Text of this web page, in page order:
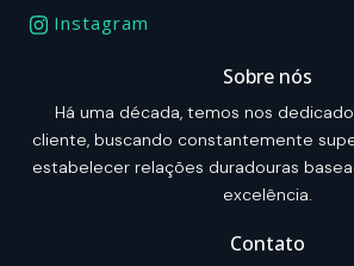
Instagram
Sobre nós
Há uma década, temos nos
cliente, buscando constantemente
estabelecer relações duradouras
excelência.
Contato